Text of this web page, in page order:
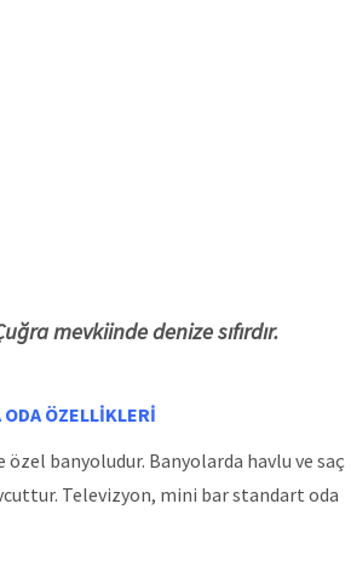
mevkiinde denize sıfırdır.
ODA ÖZELLİKLERİ
özel banyoludur. Banyolarda havlu ve saç
Televizyon, mini bar standart oda